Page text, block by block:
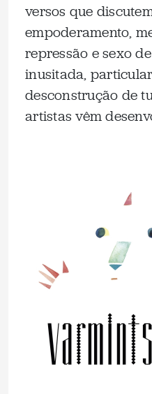
versos que
empoderamento,
repressão e sexo
inusitada,
desconstrução de
artistas vêm